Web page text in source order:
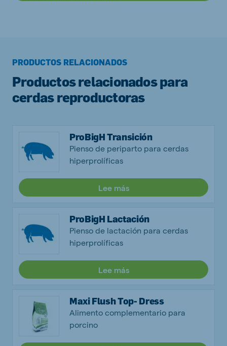
PRODUCTOS RELACIONADOS
Productos relacionados para
cerdas reproductoras
ProBigH Transición
Pienso de periparto para cerdas
hiperprolíficas
Lee más
ProBigH Lactación
Pienso de lactación para cerdas
hiperprolíficas
Lee más
Maxi Flush Top- Dress
Alimento complementario para
porcino